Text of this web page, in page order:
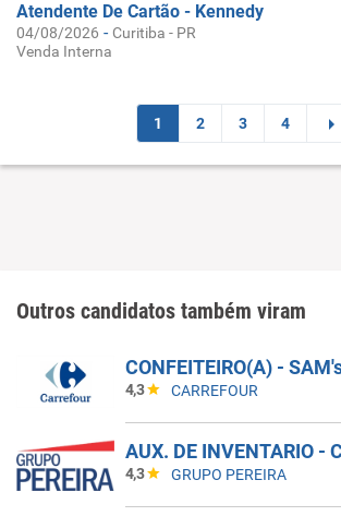
Atendente De Cartão - Kennedy
04/08/2026 - Curitiba - PR
Venda Interna
1 2 3 4
Outros candidatos também viram
4,3 CARREFOUR
4,3 GRUPO PEREIRA